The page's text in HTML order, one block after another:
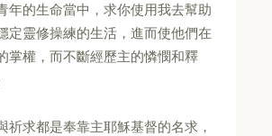
年的生命當中，求你使用我去幫助
定靈修操練的生活，進而使他們在
掌權，而不斷經歷主的憐憫和釋
祈求都是奉靠主耶穌基督的名求，